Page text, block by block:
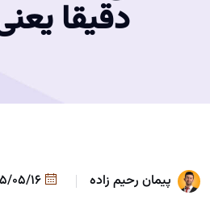
دقیقا
پیمان رحیم زاده